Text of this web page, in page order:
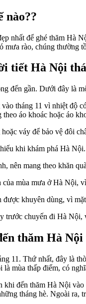
nào??
nhất để ghé thăm Hà
rào, chúng thường
tiết Hà Nội
đến gần. Dưới đây là
tháng 11 vì nhiệt độ
áo khoác hoặc áo
váy để bảo vệ đôi
khi khám phá Hà
nên mang theo khăn
mùa mưa ở Hà Nội,
khuyên dùng, vì
trước chuyến đi Hà Nội,
thăm Hà Nội
11. Thứ nhất, đây là
mùa thấp điểm, có
khi đến thăm Hà Nội
tháng hè. Ngoài ra,